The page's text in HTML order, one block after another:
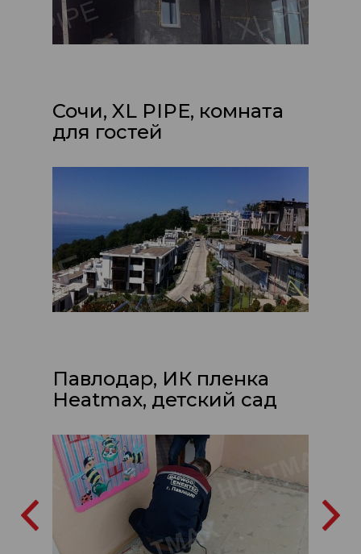
Сочи, XL PIPE, комната
для гостей
Павлодар, ИК пленка
Heatmax, детский сад